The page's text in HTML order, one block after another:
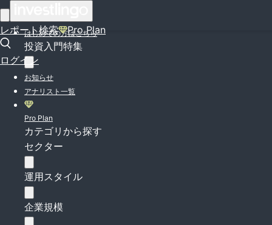
レポート検索 Pro Plan
ログイン
はじめての方はこちら
投資入門特集
お知らせ
アナリスト一覧
Pro Plan
カテゴリから探す
セクター
運用スタイル
企業規模